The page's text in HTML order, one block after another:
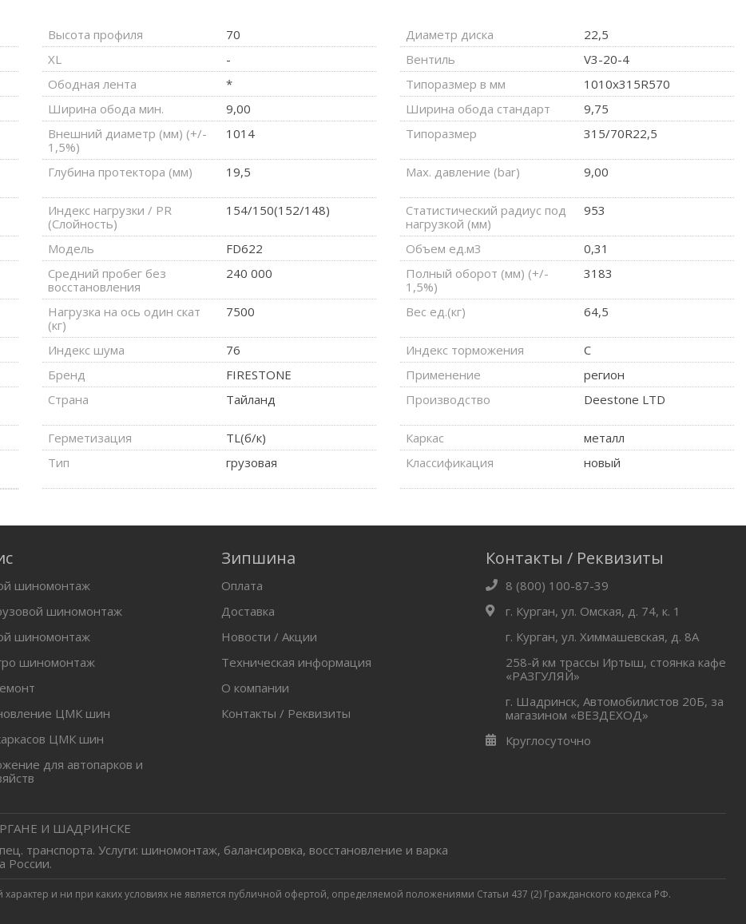
Высота профиля 70 Диаметр диска
22,5
XL - Вентиль
V3-20-4
Ободная лента * Типоразмер в мм
1010x315R570
Ширина обода мин. 9,00 Ширина обода стандарт
9,75
Внешний диаметр (мм) (+/-
1,5%)
1014 Типоразмер 315/70R22,5
Глубина протектора (мм) 19,5 Max. давление (bar) 9,00
Индекс нагрузки / PR
(Слойность)
154/150(152/148)
Статистический радиус под
нагрузкой (мм)
953
Модель FD622 Объем ед.м3
0,31
Средний пробег без
восстановления
240 000
Полный оборот (мм) (+/-
1,5%)
3183
Нагрузка на ось один скат
(кг)
7500 Вес ед.(кг) 64,5
Индекс шума 76 Индекс торможения
C
Бренд FIRESTONE Применение
регион
Страна Тайланд Производство Deestone LTD
Герметизация TL(б/к) Каркас
металл
Тип грузовая Классификация новый
шиномонтаж
шиномонтаж
шиномонтаж
шиномонтаж
ЦМК шин
ЦМК шин
для автопарков и
Зипшина
Оплата
Доставка
Новости / Акции
Техническая информация
О компании
Контакты / Реквизиты
Контакты / Реквизиты
8 (800) 100-87-39
г. Курган, ул. Омская, д. 74, к. 1
г. Курган, ул. Химмашевская, д. 8А
258-й км трассы Иртыш, стоянка кафе
«РАЗГУЛЯЙ»
г. Шадринск, Автомобилистов 20Б, за
магазином «ВЕЗДЕХОД»
Круглосуточно
И ШАДРИНСКЕ
транспорта. Услуги: шиномонтаж, балансировка, восстановление и варка
России.
и ни при каких условиях не является публичной офертой, определяемой положениями Статьи 437 (2) Гражданского кодекса РФ.